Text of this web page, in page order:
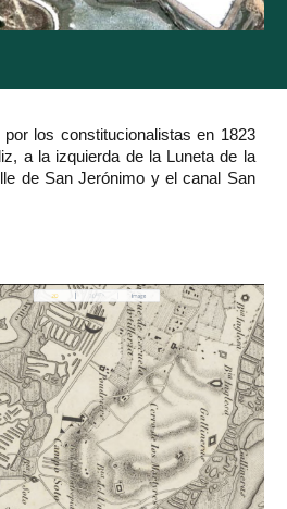
los constitucionalistas en 1823
a la izquierda de la Luneta de la
de San Jerónimo y el canal San